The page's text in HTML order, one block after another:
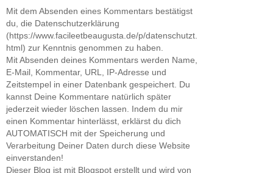
Mit dem Absenden eines Kommentars bestätigst
du, die Datenschutzerklärung
(https://www.facileetbeaugusta.de/p/datenschutzt.
html) zur Kenntnis genommen zu haben.
Mit Absenden deines Kommentars werden Name,
E-Mail, Kommentar, URL, IP-Adresse und
Zeitstempel in einer Datenbank gespeichert. Du
kannst Deine Kommentare natürlich später
jederzeit wieder löschen lassen. Indem du mir
einen Kommentar hinterlässt, erklärst du dich
AUTOMATISCH mit der Speicherung und
Verarbeitung Deiner Daten durch diese Website
einverstanden!
Dieser Blog ist mit Blogspot erstellt und wird von